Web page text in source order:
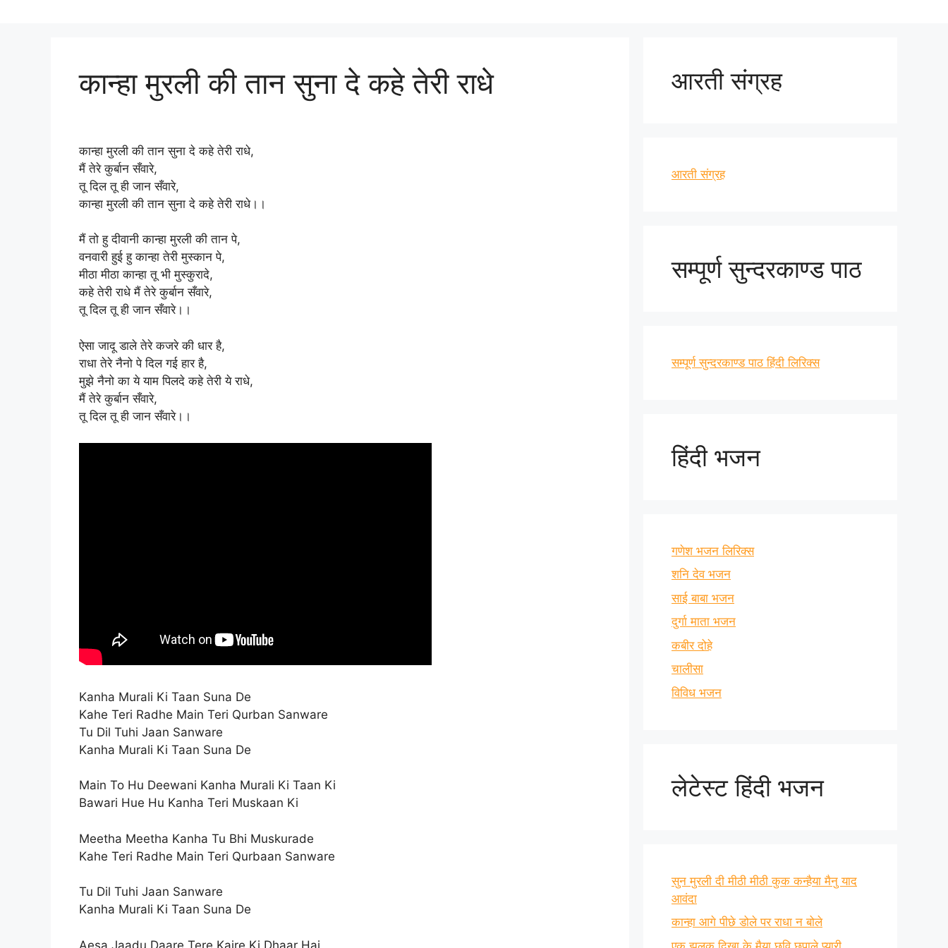
कान्हा मुरली की तान सुना दे कहे तेरी राधे
कान्हा मुरली की तान सुना दे कहे तेरी राधे,
मैं तेरे कुर्बान सँवारे,
तू दिल तू ही जान सँवारे,
कान्हा मुरली की तान सुना दे कहे तेरी राधे।।
मैं तो हु दीवानी कान्हा मुरली की तान पे,
वनवारी हुई हु कान्हा तेरी मुस्कान पे,
मीठा मीठा कान्हा तू भी मुस्कुरादे,
कहे तेरी राधे मैं तेरे कुर्बान सँवारे,
तू दिल तू ही जान सँवारे।।
ऐसा जादू डाले तेरे कजरे की धार है,
राधा तेरे नैनो पे दिल गई हार है,
मुझे नैनो का ये याम पिलदे कहे तेरी ये राधे,
मैं तेरे कुर्बान सँवारे,
तू दिल तू ही जान सँवारे।।
Kanha Murali Ki Taan Suna De
Kahe Teri Radhe Main Teri Qurban Sanware
Tu Dil Tuhi Jaan Sanware
Kanha Murali Ki Taan Suna De
Main To Hu Deewani Kanha Murali Ki Taan Ki
Bawari Hue Hu Kanha Teri Muskaan Ki
Meetha Meetha Kanha Tu Bhi Muskurade
Kahe Teri Radhe Main Teri Qurbaan Sanware
Tu Dil Tuhi Jaan Sanware
Kanha Murali Ki Taan Suna De
Aesa Jaadu Daare Tere Kajre Ki Dhaar Hai
आरती संग्रह
आरती संग्रह
सम्पूर्ण सुन्दरकाण्ड पाठ
सम्पूर्ण सुन्दरकाण्ड पाठ हिंदी लिरिक्स
हिंदी भजन
गणेश भजन लिरिक्स
शनि देव भजन
साई बाबा भजन
दुर्गा माता भजन
कबीर दोहे
चालीसा
विविध भजन
लेटेस्ट हिंदी भजन
सुन मुरली दी मीठी मीठी कुक कन्हैया मैनु याद
आवंदा
कान्हा आगे पीछे डोले पर राधा न बोले